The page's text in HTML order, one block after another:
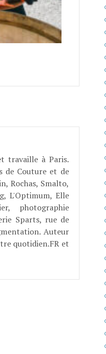
travaille à Paris.
de Couture et de
Rochas, Smalto,
L'Optimum, Elle
photographie
Sparts, rue de
Auteur
quotidien.FR et